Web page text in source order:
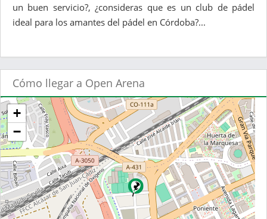
un buen servicio?, ¿consideras que es un club de pádel
ideal para los amantes del pádel en Córdoba?...
Cómo llegar a Open Arena
+
−